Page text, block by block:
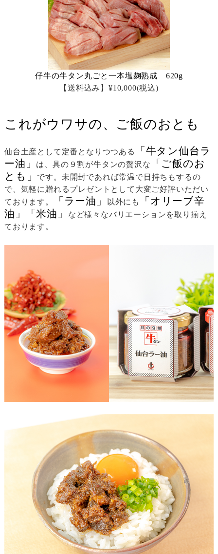
仔牛の牛タン丸ごと一本塩麹熟成 620g
【送料込み】¥10,000(税込)
これがウワサの、ご飯のおとも
仙台土産として定番となりつつある
「牛タン仙台ラ
ー油」
は、具の９割が牛タンの贅沢な
「ご飯のお
とも」
です。未開封であれば常温で日持ちもするの
で、気軽に贈れるプレゼントとして大変ご好評いただい
ております。
「ラー油」 以外にも
「オリーブ辛
油」「米油」
など様々なバリエーションを取り揃え
ております。